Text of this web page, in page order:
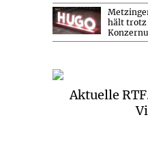
hält trotz
Aktuelle